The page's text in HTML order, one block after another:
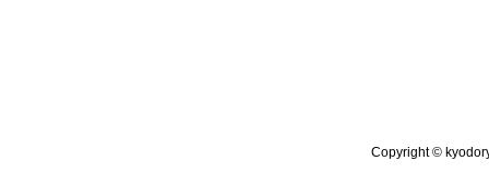
Copyright ©